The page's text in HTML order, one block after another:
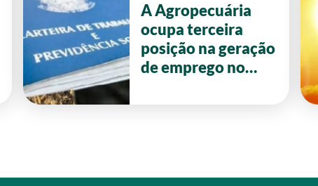
A Agropecuária
ocupa terceira
posição na geração
de emprego no